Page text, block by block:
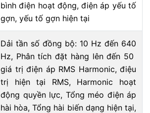
bình điện hoạt động, điện áp yếu tố
gợn, yếu tố gợn hiện tại
Dải tần số đồng bộ: 10 Hz đến 640
Hz, Phân tích đặt hàng lên đến 50
giá trị điện áp RMS Harmonic, điệu
trị hiện tại RMS, Harmonic hoạt
động quyền lực, Tổng méo điện áp
hài hòa, Tổng hài biến dạng hiện tại,